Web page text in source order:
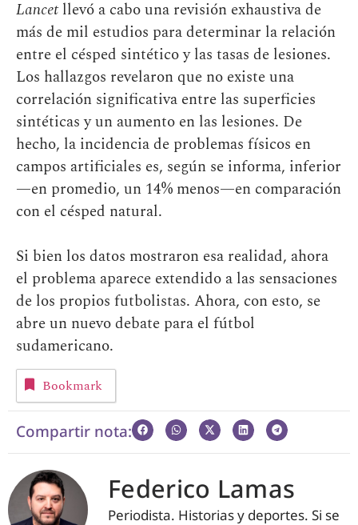
Lancetllevó a cabo una revisión exhaustiva de
más de mil estudios para determinar la relación
entre el césped sintético y las tasas de lesiones.
Los hallazgos revelaron que no existe una
correlación significativa entre las superficies
sintéticas y un aumento en las lesiones. De
hecho, la incidencia de problemas físicos en
campos artificiales es, según se informa, inferior
—en promedio, un 14% menos—en comparación
con el césped natural.
Si bien los datos mostraron esa realidad, ahora
el problema aparece extendido a las sensaciones
de los propios futbolistas. Ahora, con esto, se
abre un nuevo debate para el fútbol
sudamericano.
Bookmark
Compartir nota:
Federico Lamas
Periodista. Historias y deportes. Si se